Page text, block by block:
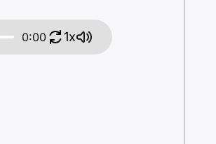
0:00 1x